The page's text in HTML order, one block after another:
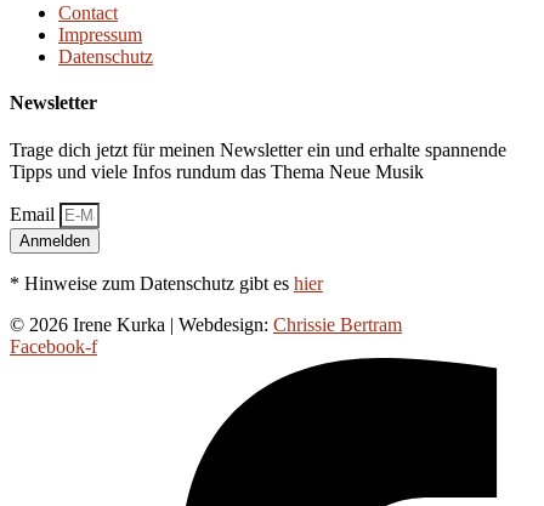
Contact
Impressum
Datenschutz
Newsletter
Trage dich jetzt für meinen Newsletter ein und erhalte spannende
Tipps und viele Infos rundum das Thema Neue Musik
Email
Anmelden
* Hinweise zum Datenschutz gibt es hier
© 2026 Irene Kurka | Webdesign: Chrissie Bertram
Facebook-f